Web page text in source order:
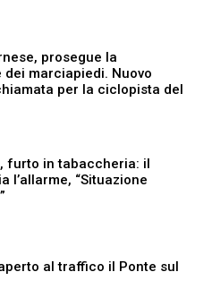
prosegue la
dei marciapiedi. Nuovo
per la ciclopista del
furto in tabaccheria: il
l’allarme, “Situazione
al traffico il Ponte sul